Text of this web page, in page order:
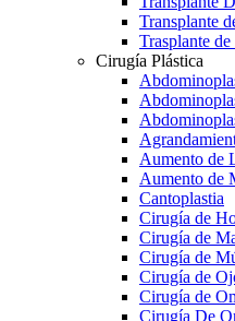
Transplante
Trasplante
Cirugía Plástica
Aumento de
Aumento de
Cantoplastia
Cirugía de
Cirugía de
Cirugía de
Cirugía de
Cirugía de
Cirugía De